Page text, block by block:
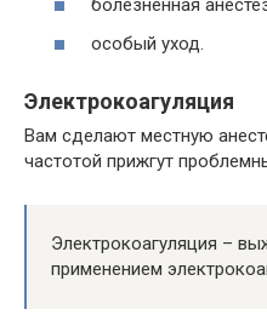
болезненная
особый уход.
Электрокоагуляция
Вам сделают местную
частотой прижгут
Электрокоагуляция –
применением